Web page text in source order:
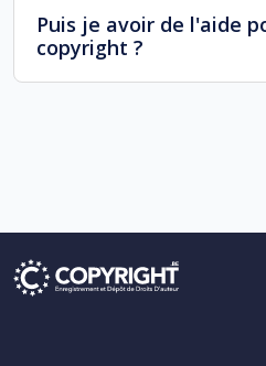
Puis je avoir de l'aide
copyright ?